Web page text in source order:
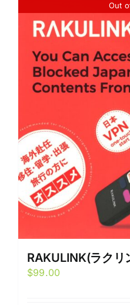
Out
RAKULINK(ラクリ
$99.00